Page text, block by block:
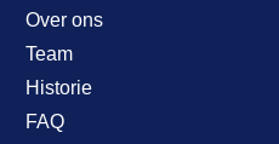
Over ons
Team
Historie
FAQ